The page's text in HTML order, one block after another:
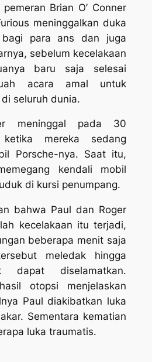
Brian O’ Conner
meninggalkan duka
bagi para ans dan juga
sebelum kecelakaan
baru saja selesai
acara amal untuk
seluruh dunia.
meninggal pada 30
mereka sedang
Porsche-nya. Saat itu,
kendali mobil
di kursi penumpang.
bahwa Paul dan Roger
kecelakaan itu terjadi,
beberapa menit saja
meledak hingga
dapat diselamatkan.
otopsi menjelaskan
Paul diakibatkan luka
Sementara kematian
luka traumatis.